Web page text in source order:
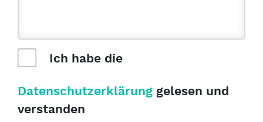
Ich habe die
Datenschutzerklärung gelesen und
verstanden